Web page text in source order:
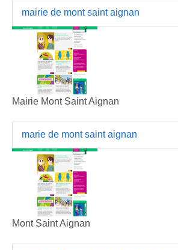
mairie de mont saint aignan
Mairie Mont Saint Aignan
marie de mont saint aignan
Mont Saint Aignan